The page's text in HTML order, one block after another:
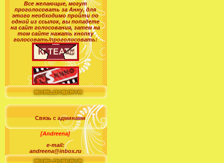
Все желающие,могут
проголосовать заАнну, для
этого необходимо пройти по
одной из ссылок, вы попадете
на сайт голосования, затем на
том сайте нажать кнопку
голосовать/проголосовать:
Связь с админами
[Andreena]
e-mail:
andreena@inbox.ru